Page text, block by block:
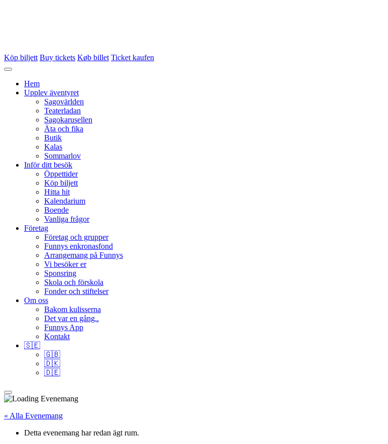
Köp biljett Buy tickets Køb billet Ticket kaufen
Hem
Upplev äventyret
Sagovärlden
Teaterladan
Sagokarusellen
Äta och fika
Butik
Kalas
Sommarlov
Inför ditt besök
Öppettider
Köp biljett
Hitta hit
Kalendarium
Boende
Vanliga frågor
Företag
Företag och grupper
Funnys enkronasfond
Arrangemang på Funnys
Vi besöker er
Sponsring
Skola och förskola
Fonder och stiftelser
Om oss
Bakom kulisserna
Det var en gång..
Funnys App
Kontakt
🇸🇪
🇬🇧
🇩🇰
🇩🇪
« Alla Evenemang
Detta evenemang har redan ägt rum.